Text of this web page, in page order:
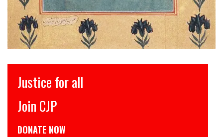
इंसाफ़ सब के लिए
CJP से जुड़िये
डोनेट कीजिये